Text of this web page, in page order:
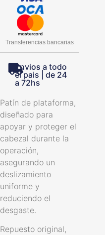
Transferencias bancarias
Envios a todo
el pais | de 24
a 72hs
Patín de plataforma,
diseñado para
apoyar y proteger el
cabezal durante la
operación,
asegurando un
deslizamiento
uniforme y
reduciendo el
desgaste.
Repuesto original,